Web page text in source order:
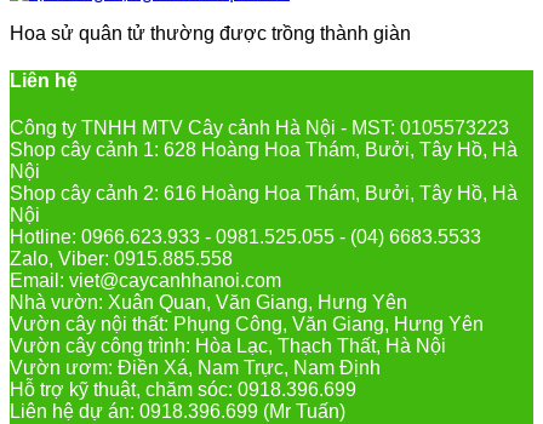
Hoa sử quân tử thường được trồng thành giàn
Liên hệ
Công ty TNHH MTV Cây cảnh Hà Nội - MST: 0105573223
Shop cây cảnh 1: 628 Hoàng Hoa Thám, Bưởi, Tây Hồ, Hà
Nội
Shop cây cảnh 2: 616 Hoàng Hoa Thám, Bưởi, Tây Hồ, Hà
Nội
Hotline: 0966.623.933 - 0981.525.055 - (04) 6683.5533
Zalo, Viber: 0915.885.558
Email: viet@caycanhhanoi.com
Nhà vườn: Xuân Quan, Văn Giang, Hưng Yên
Vườn cây nội thất: Phụng Công, Văn Giang, Hưng Yên
Vườn cây công trình: Hòa Lạc, Thạch Thất, Hà Nội
Vườn ươm: Điền Xá, Nam Trực, Nam Định
Hỗ trợ kỹ thuật, chăm sóc: 0918.396.699
Liên hệ dự án: 0918.396.699 (Mr Tuấn)